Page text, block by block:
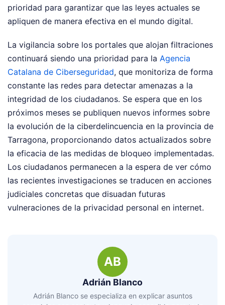
prioridad para garantizar que las leyes actuales se
apliquen de manera efectiva en el mundo digital.
La vigilancia sobre los portales que alojan filtraciones
continuará siendo una prioridad para la Agencia
Catalana de Ciberseguridad, que monitoriza de forma
constante las redes para detectar amenazas a la
integridad de los ciudadanos. Se espera que en los
próximos meses se publiquen nuevos informes sobre
la evolución de la ciberdelincuencia en la provincia de
Tarragona, proporcionando datos actualizados sobre
la eficacia de las medidas de bloqueo implementadas.
Los ciudadanos permanecen a la espera de ver cómo
las recientes investigaciones se traducen en acciones
judiciales concretas que disuadan futuras
vulneraciones de la privacidad personal en internet.
AB
Adrián Blanco
Adrián Blanco se especializa en explicar asuntos